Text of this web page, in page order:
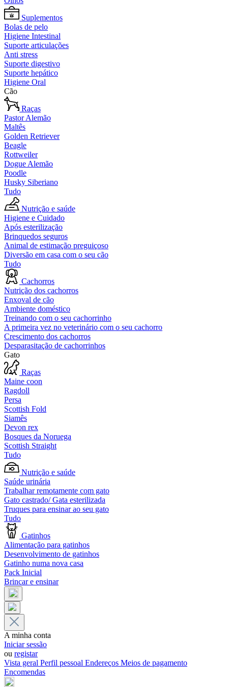
Suplementos
Bolas de pelo
Higiene Intestinal
Suporte articulações
Anti stress
Suporte digestivo
Suporte hepático
Higiene Oral
Cão
Raças
Pastor Alemão
Maltês
Golden Retriever
Beagle
Rottweiler
Dogue Alemão
Poodle
Husky Siberiano
Tudo
Nutrição e saúde
Higiene e Cuidado
Após esterilização
Brinquedos seguros
Animal de estimação preguiçoso
Diversão em casa com o seu cão
Tudo
Cachorros
Nutrição dos cachorros
Enxoval de cão
Ambiente doméstico
Treinando com o seu cachorrinho
A primeira vez no veterinário com o seu cachorro
Crescimento dos cachorros
Desparasitação de cachorrinhos
Gato
Raças
Maine coon
Ragdoll
Persa
Scottish Fold
Siamês
Devon rex
Bosques da Noruega
Scottish Straight
Tudo
Nutrição e saúde
Saúde urinária
Trabalhar remotamente com gato
Gato castrado/ Gata esterilizada
Truques para ensinar ao seu gato
Tudo
Gatinhos
Alimentação para gatinhos
Desenvolvimento de gatinhos
Gatinho numa nova casa
Pack Inicial
Brincar e ensinar
A minha conta
Iniciar sessão
ou registar
Vista geral Perfil pessoal Endereços Meios de pagamento
Encomendas